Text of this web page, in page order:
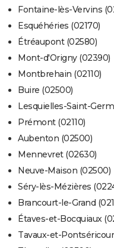
Fontaine-lès-Vervins
Esquéhéries (02170)
Étréaupont (02580)
Mont-d'Origny (02390)
Montbrehain (02110)
Buire (02500)
Lesquielles-Saint-
Prémont (02110)
Aubenton (02500)
Mennevret (02630)
Neuve-Maison (02500)
Séry-lès-Mézières
Brancourt-le-Grand
Étaves-et-Bocquiaux
Tavaux-et-